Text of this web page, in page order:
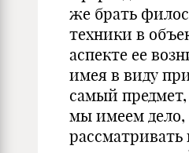
же брать
техники в
аспекте ее
имея в виду
самый
мы имеем